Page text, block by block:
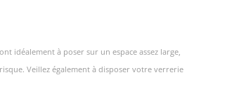
idéalement à poser sur un espace assez large,
Veillez également à disposer votre verrerie